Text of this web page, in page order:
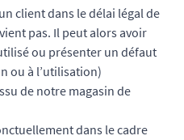
client dans le délai légal de
pas. Il peut alors avoir
ou présenter un défaut
ou à l’utilisation)
de notre magasin de
dans le cadre